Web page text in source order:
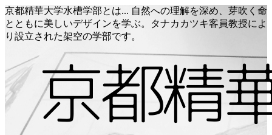
京都精華大学水槽学部とは... 自然への理解を深め、芽吹く命
とともに美しいデザインを学ぶ。タナカカツキ客員教授によ
り設立された架空の学部です。